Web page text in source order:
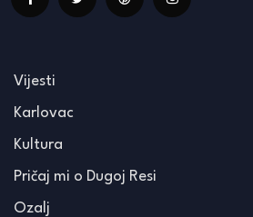
Vijesti
Karlovac
Kultura
Pričaj mi o Dugoj Resi
Ozalj